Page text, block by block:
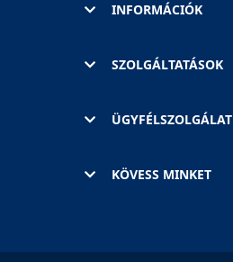
INFORMÁCIÓK
SZOLGÁLTATÁSOK
ÜGYFÉLSZOLGÁLAT
KÖVESS MINKET